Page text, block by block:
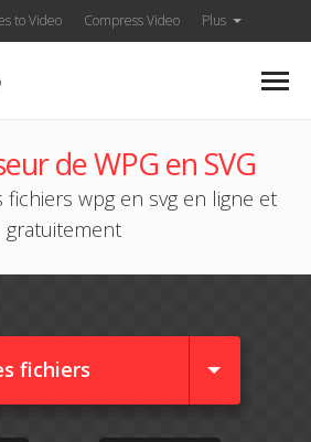
to Video Compress Video Plus
de WPG en SVG
fichiers wpg en svg en ligne et
gratuitement
fichiers